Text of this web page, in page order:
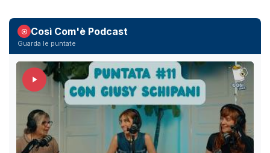
Così Com'è Podcast
Guarda le puntate